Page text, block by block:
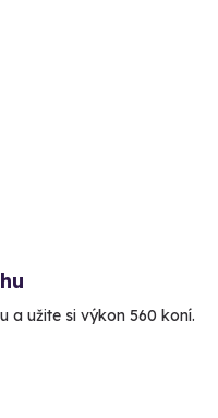
a užite si výkon 560 koní.